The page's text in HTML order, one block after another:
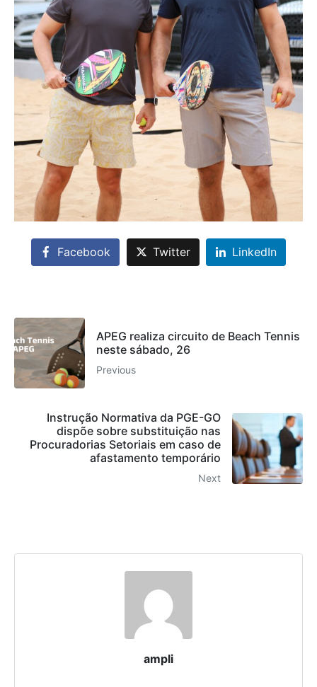
Facebook Twitter LinkedIn
APEG realiza circuito de Beach Tennis
neste sábado, 26
Previous
Instrução Normativa da PGE-GO
dispõe sobre substituição nas
Procuradorias Setoriais em caso de
afastamento temporário
Next
ampli